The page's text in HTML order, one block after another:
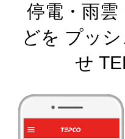
停電・雨雲
どを プッ
せ